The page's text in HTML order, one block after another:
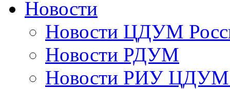
Новости
Новости ЦДУМ
Новости РДУМ
Новости РИУ ЦДУМ